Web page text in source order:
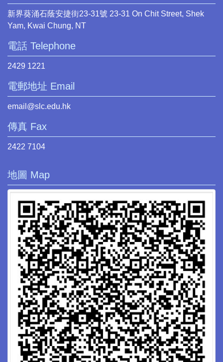
新界葵涌石蔭安捷街23-31號 23-31 On Chit Street, Shek
Yam, Kwai Chung, NT
電話 Telephone
2429 1221
電郵地址 Email
email@slc.edu.hk
傳真 Fax
2422 7104
地圖 Map